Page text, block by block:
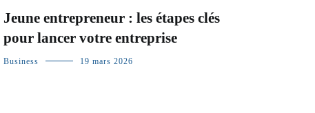
Jeune entrepreneur : les étapes clés
pour lancer votre entreprise
Business 19 mars 2026